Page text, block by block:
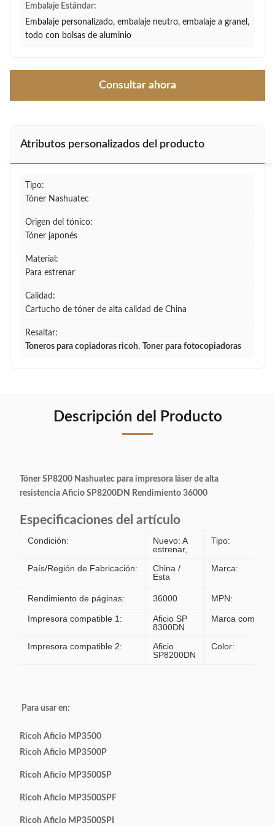
Embalaje Estándar:
Embalaje personalizado, embalaje neutro, embalaje a granel,
todo con bolsas de aluminio
Consultar ahora
Atributos personalizados del producto
Tipo:
Tóner Nashuatec
Origen del tónico:
Tóner japonés
Material:
Para estrenar
Calidad:
Cartucho de tóner de alta calidad de China
Resaltar:
Toneros para copiadoras ricoh, Toner para fotocopiadoras
Descripción del Producto
Tóner SP8200 Nashuatec para impresora láser de alta
resistencia Aficio SP8200DN Rendimiento 36000
Especificaciones del artículo
Condición:
Nuevo: A
estrenar,
Tipo:
País/Región de Fabricación:
China /
Esta
Marca:
Rendimiento de páginas: 36000 MPN:
Impresora compatible 1:
Aficio SP
8300DN
Marca
Impresora compatible 2:
Aficio
SP8200DN
Color:
Para usar en:
Ricoh Aficio MP3500
Ricoh Aficio MP3500P
Ricoh Aficio MP3500SP
Ricoh Aficio MP3500SPF
Ricoh Aficio MP3500SPI